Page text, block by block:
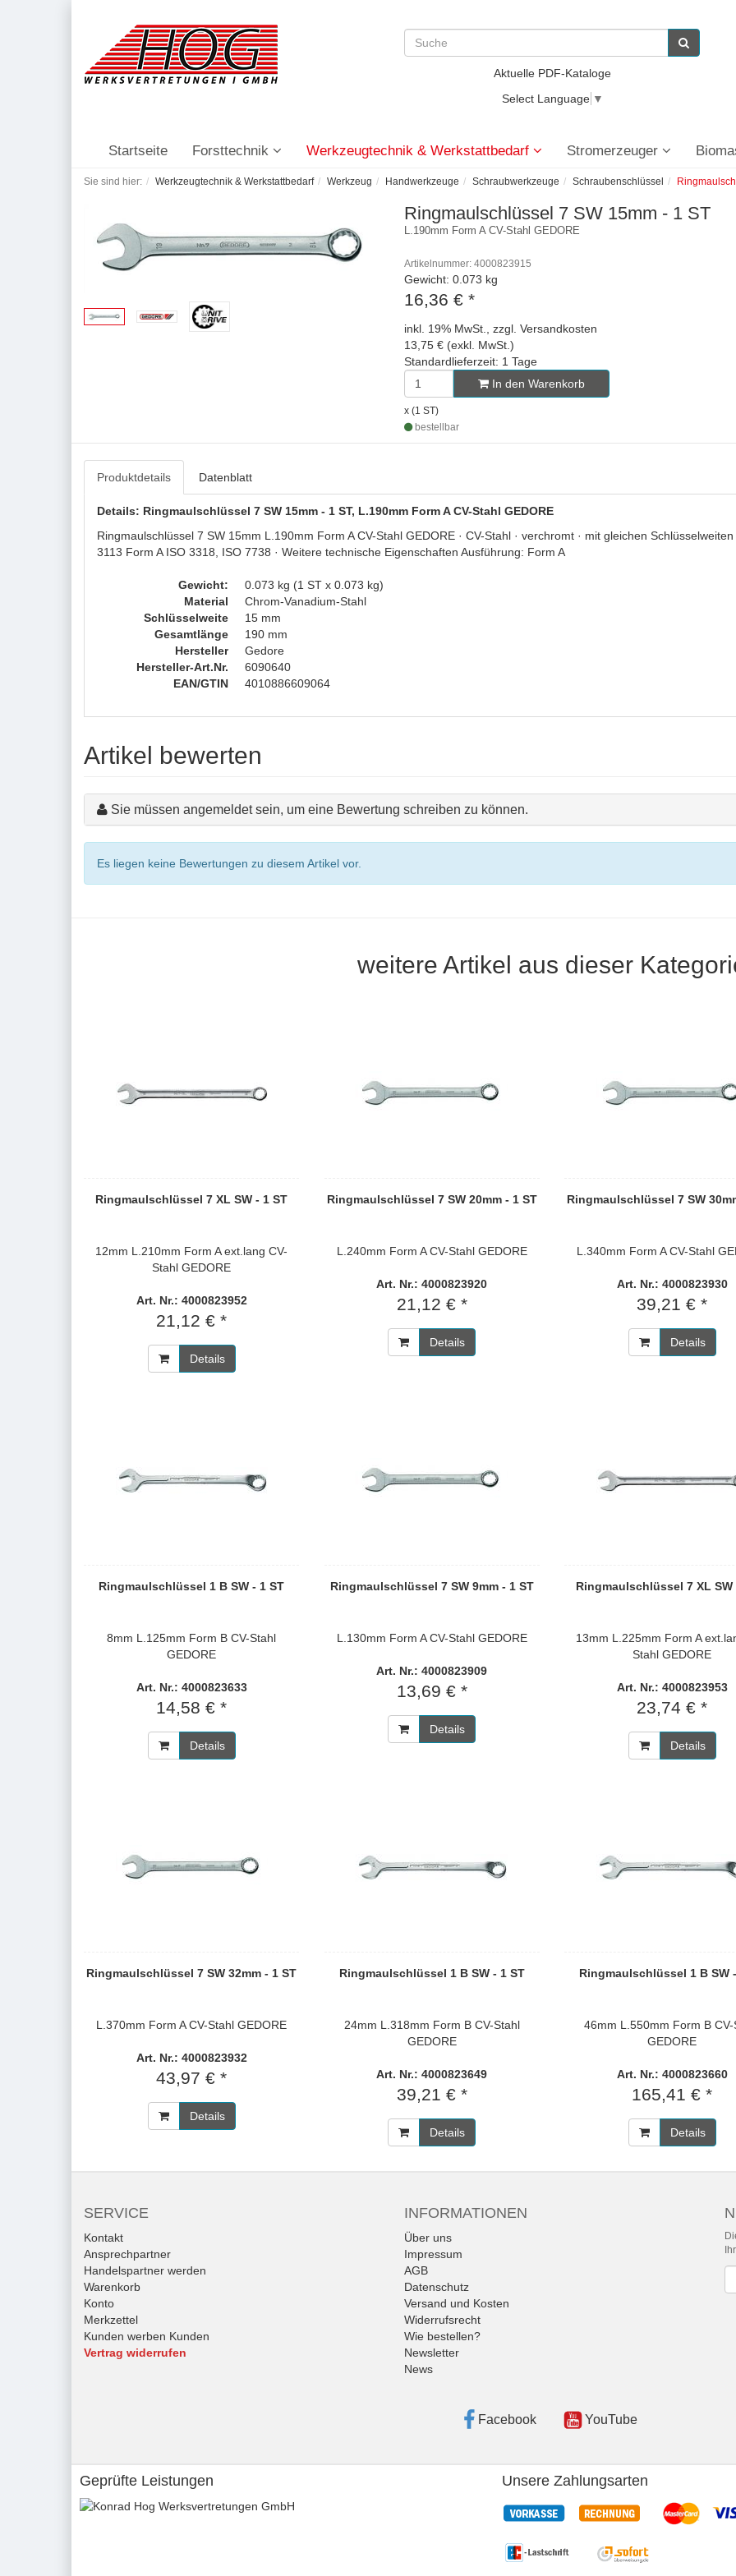
Aktuelle PDF-Kataloge
Select Language ▼
Startseite Forsttechnik Werkzeugtechnik & Werkstattbedarf Stromerzeuger
Sie sind hier: Werkzeugtechnik & Werkstattbedarf Werkzeug Handwerkzeuge Schraubwerkzeuge Schraubenschlüssel
Ringmaulschlüssel 7 SW 15mm - 1 ST
L.190mm Form A CV-Stahl GEDORE
Artikelnummer: 4000823915
Gewicht: 0.073 kg
16,36 € *
inkl. 19% MwSt., zzgl. Versandkosten
13,75 € (exkl. MwSt.)
Standardlieferzeit: 1 Tage
In den Warenkorb
x (1 ST)
bestellbar
Produktdetails Datenblatt
Details: Ringmaulschlüssel 7 SW 15mm - 1 ST, L.190mm Form A CV-Stahl GEDORE
Ringmaulschlüssel 7 SW 15mm L.190mm Form A CV-Stahl GEDORE · CV-Stahl · verchromt · mit gleichen
3113 Form A ISO 3318, ISO 7738 · Weitere technische Eigenschaften Ausführung: Form A
Gewicht:
0.073 kg (1 ST x 0.073 kg)
Material
Chrom-Vanadium-Stahl
Schlüsselweite
15 mm
Gesamtlänge
190 mm
Hersteller
Gedore
Hersteller-Art.Nr.
6090640
EAN/GTIN
4010886609064
Artikel bewerten
Sie müssen angemeldet sein, um eine Bewertung schreiben zu können.
Es liegen keine Bewertungen zu diesem Artikel vor.
weitere Artikel aus dieser
Ringmaulschlüssel 7 XL SW - 1 ST
12mm L.210mm Form A ext.lang CV-
Stahl GEDORE
Art. Nr.: 4000823952
21,12 € *
Details
Ringmaulschlüssel 7 SW 20mm - 1 ST
L.240mm Form A CV-Stahl GEDORE
Art. Nr.: 4000823920
21,12 € *
Details
Ringmaulschlüssel 7 SW
L.340mm Form A CV-Stahl
Art. Nr.: 4000823930
39,21 € *
Details
Ringmaulschlüssel 1 B SW - 1 ST
8mm L.125mm Form B CV-Stahl
GEDORE
Art. Nr.: 4000823633
14,58 € *
Details
Ringmaulschlüssel 7 SW 9mm - 1 ST
L.130mm Form A CV-Stahl GEDORE
Art. Nr.: 4000823909
13,69 € *
Details
Ringmaulschlüssel 7 XL SW
13mm L.225mm Form A
Stahl GEDORE
Art. Nr.: 4000823953
23,74 € *
Details
Ringmaulschlüssel 7 SW 32mm - 1 ST
L.370mm Form A CV-Stahl GEDORE
Art. Nr.: 4000823932
43,97 € *
Details
Ringmaulschlüssel 1 B SW - 1 ST
24mm L.318mm Form B CV-Stahl
GEDORE
Art. Nr.: 4000823649
39,21 € *
Details
Ringmaulschlüssel 1 B SW
46mm L.550mm Form B CV-
GEDORE
Art. Nr.: 4000823660
165,41 € *
Details
SERVICE
Kontakt
Ansprechpartner
Handelspartner werden
Warenkorb
Konto
Merkzettel
Kunden werben Kunden
Vertrag widerrufen
INFORMATIONEN
Über uns
Impressum
AGB
Datenschutz
Versand und Kosten
Widerrufsrecht
Wie bestellen?
Newsletter
News
Facebook YouTube
Geprüfte Leistungen Unsere Zahlungsarten